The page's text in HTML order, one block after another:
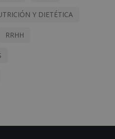
Y DIETÉTICA
RRHH